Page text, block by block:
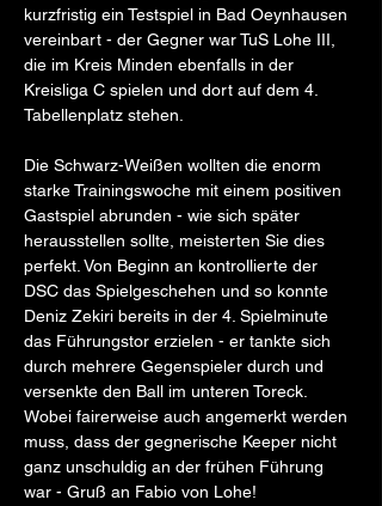
kurzfristig ein Testspiel in Bad Oeynhausen
vereinbart - der Gegner war TuS Lohe III,
die im Kreis Minden ebenfalls in der
Kreisliga C spielen und dort auf dem 4.
Tabellenplatz stehen.
Die Schwarz-Weißen wollten die enorm
starke Trainingswoche mit einem positiven
Gastspiel abrunden - wie sich später
herausstellen sollte, meisterten Sie dies
perfekt. Von Beginn an kontrollierte der
DSC das Spielgeschehen und so konnte
Deniz Zekiri bereits in der 4. Spielminute
das Führungstor erzielen - er tankte sich
durch mehrere Gegenspieler durch und
versenkte den Ball im unteren Toreck.
Wobei fairerweise auch angemerkt werden
muss, dass der gegnerische Keeper nicht
ganz unschuldig an der frühen Führung
war - Gruß an Fabio von Lohe!